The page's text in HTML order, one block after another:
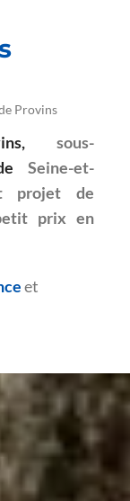
Provins
sous-
Seine-et-
projet de
prix en
et